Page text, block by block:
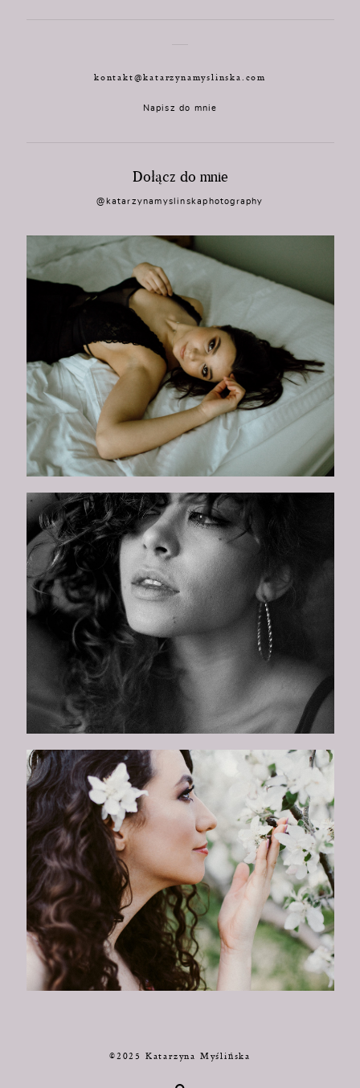
kontakt@katarzynamyslinska.com
Napisz do mnie
Dołącz do mnie
@katarzynamyslinskaphotography
©2025 Katarzyna Myślińska